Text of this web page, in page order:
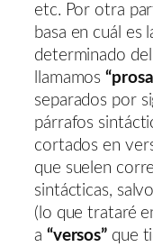
etc. Por otra
basa en cuál
determinado
llamamos
separados por
párrafos
cortados en
que suelen
sintácticas,
(lo que trataré
a “versos” que